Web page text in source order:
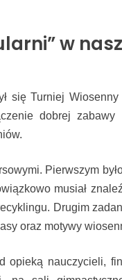
w
się Turniej
dobrej
Pierwszym
musiał
Drugim
oraz motywy
opieką nauczycieli,